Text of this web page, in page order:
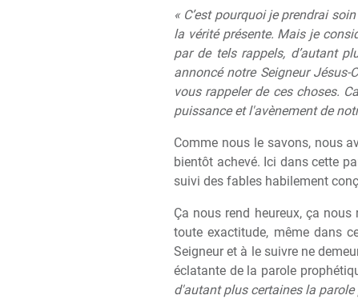
« C’est pourquoi je prendrai
la vérité présente. Mais je
par de tels rappels, d’autant
annoncé notre Seigneur
vous rappeler de ces choses.
puissance et l'avènement de
Comme nous le savons, nous
bientôt achevé. Ici dans cette
suivi des fables habilement
Ça nous rend heureux, ça
toute exactitude, même dans
Seigneur et à le suivre ne
éclatante de la parole
d'autant plus certaines la parole